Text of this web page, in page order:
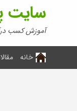
سایت
آموزش کسب
خانه